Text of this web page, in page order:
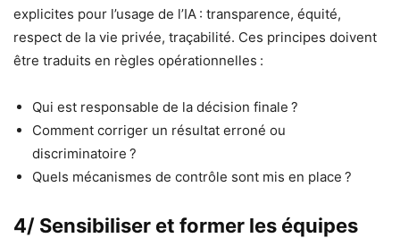
explicites pour l’usage de l’IA : transparence, équité,
respect de la vie privée, traçabilité. Ces principes doivent
être traduits en règles opérationnelles :
Qui est responsable de la décision finale ?
Comment corriger un résultat erroné ou
discriminatoire ?
Quels mécanismes de contrôle sont mis en place ?
4/ Sensibiliser et former les équipes